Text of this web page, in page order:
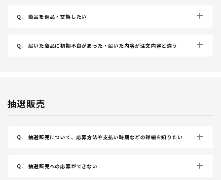
Q. 商品を返品・交換したい
Q. 届いた商品に初期不良があった・届いた内容が注文内容と違う
抽選販売
Q. 抽選販売について、応募方法や支払い時期などの詳細を知りたい
Q. 抽選販売への応募ができない